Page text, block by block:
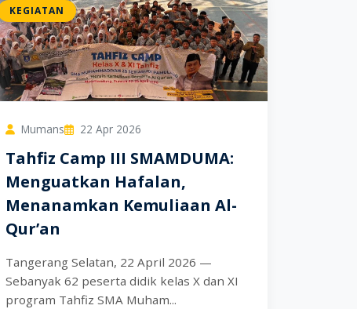
KEGIATAN
Mumans 22 Apr 2026
Tahfiz Camp III SMAMDUMA:
Menguatkan Hafalan,
Menanamkan Kemuliaan Al-
Qur’an
Tangerang Selatan, 22 April 2026 —
Sebanyak 62 peserta didik kelas X dan XI
program Tahfiz SMA Muham...